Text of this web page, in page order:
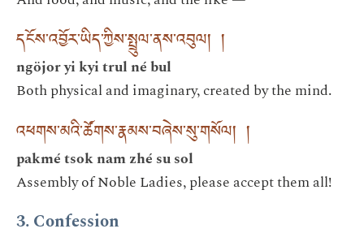
དངོས་འབྱོར་ཡིད་ཀྱིས་སྤྲུལ་ནས་འབུལ། །
ngöjor yi kyi trul né bul
Both physical and imaginary, created by the mind.
འཕགས་མའི་ཚོགས་རྣམས་བཞེས་སུ་གསོལ། །
pakmé tsok nam zhé su sol
Assembly of Noble Ladies, please accept them all!
3. Confession